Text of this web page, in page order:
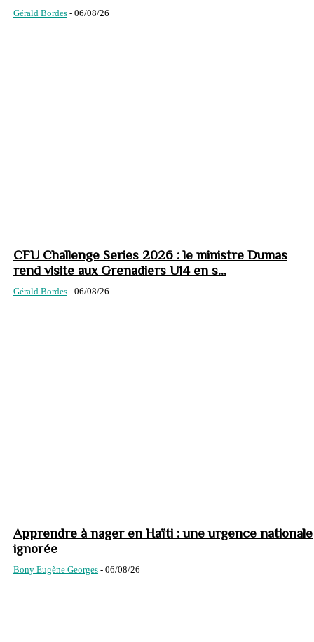
Gérald Bordes - 06/08/26
CFU Challenge Series 2026 : le ministre Dumas
rend visite aux Grenadiers U14 en s...
Gérald Bordes - 06/08/26
Apprendre à nager en Haïti : une urgence nationale
ignorée
Bony Eugène Georges - 06/08/26